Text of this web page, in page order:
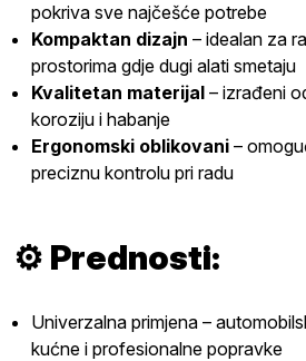
pokriva sve najčešće potrebe
Kompaktan dizajn – idealan za
prostorima gdje dugi alati smetaju
Kvalitetan materijal – izrađeni
koroziju i habanje
Ergonomski oblikovani –
preciznu kontrolu pri radu
⚙️ Prednosti:
Univerzalna primjena –
kućne i profesionalne popravke